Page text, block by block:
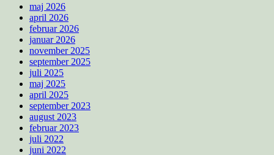
maj 2026
april 2026
februar 2026
januar 2026
november 2025
september 2025
juli 2025
maj 2025
april 2025
september 2023
august 2023
februar 2023
juli 2022
juni 2022